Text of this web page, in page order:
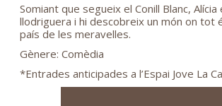
Somiant que segueix el Conill Blanc,
llodriguera i hi descobreix un món on tot
país de les meravelles.
Gènere: Comèdia
*Entrades anticipades a l’Espai Jove La